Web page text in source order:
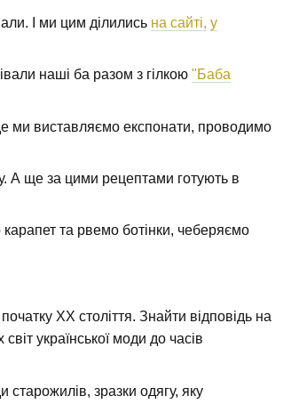
І ми цим ділились на сайті, у
наші ба разом з гілкою "Баба
ми виставляємо експонати, проводимо
А ще за цими рецептами готують в
та рвемо ботінки, чеберяємо
ХХ століття. Знайти відповідь на
української моди до часів
зразки одягу, яку